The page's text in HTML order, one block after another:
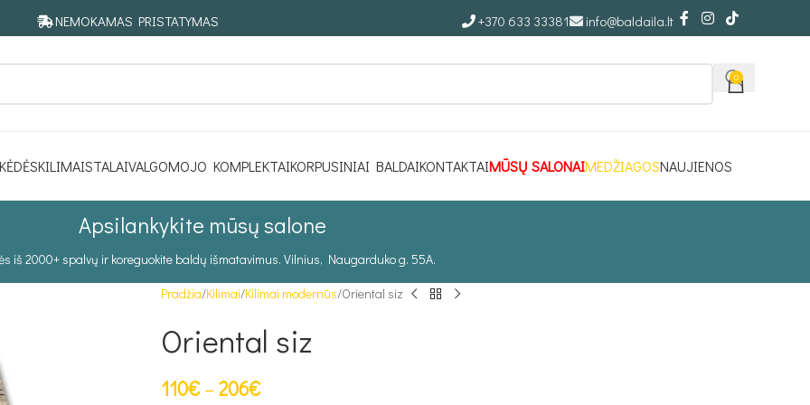
NEMOKAMAS PRISTATYMAS +370 633 33381 info@baldaila.lt
0
KĖDĖSKILIMAISTALAIVALGOMOJO KOMPLEKTAIKORPUSINIAI BALDAIKONTAKTAIMŪSŲ SALONAIMEDŽIAGOSNAUJIENOS
Apsilankykite mūsų salone
iš 2000+ spalvų ir koreguokite baldų išmatavimus. Vilnius, Naugarduko g. 55A.
Pradžia Kilimai Kilimai modernūs Oriental siz
Oriental siz
110€ – 206€